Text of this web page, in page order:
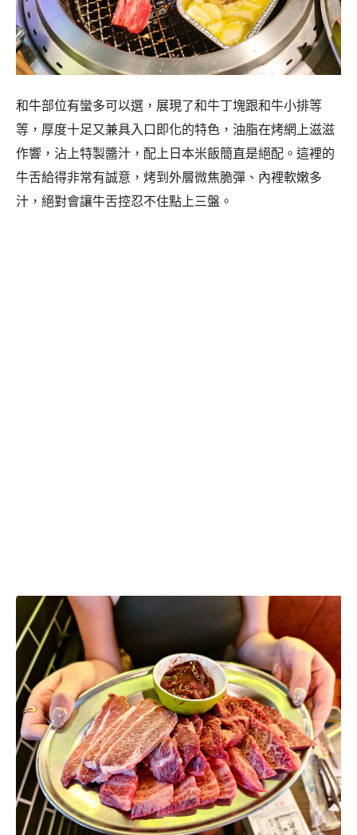
和牛部位有蠻多可以選，展現了和牛丁塊跟和牛小排等
等，厚度十足又兼具入口即化的特色，油脂在烤網上滋滋
作響，沾上特製醬汁，配上日本米飯簡直是絕配。 這裡的
牛舌給得非常有誠意，烤到外層微焦脆彈、內裡軟嫩多
汁，絕對會讓牛舌控忍不住點上三盤。